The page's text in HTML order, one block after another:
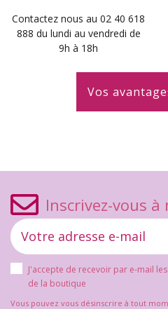
Contactez nous au 02 40 618
888 du lundi au vendredi de
9h à 18h
Vos
Inscrivez-vous
J'accepte de recevoir par e-mail
de la boutique
Vous pouvez vous désinscrire à tout